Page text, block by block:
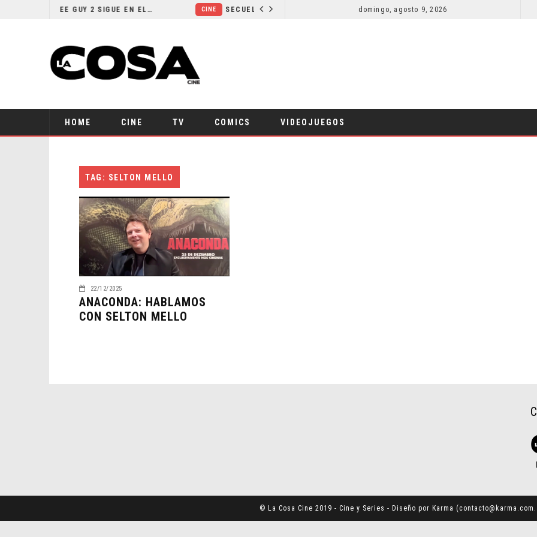
¿POR QUÉ FREE GUY 2 SIGUE EN EL LIMBO? CINE
domingo, agosto 9, 2026
HOME CINE TV COMICS VIDEOJUEGOS
TAG: SELTON MELLO
22/12/2025
ANACONDA: HABLAMOS
CON SELTON MELLO
© La Cosa Cine 2019 - Cine y Series - Diseño por Karma (